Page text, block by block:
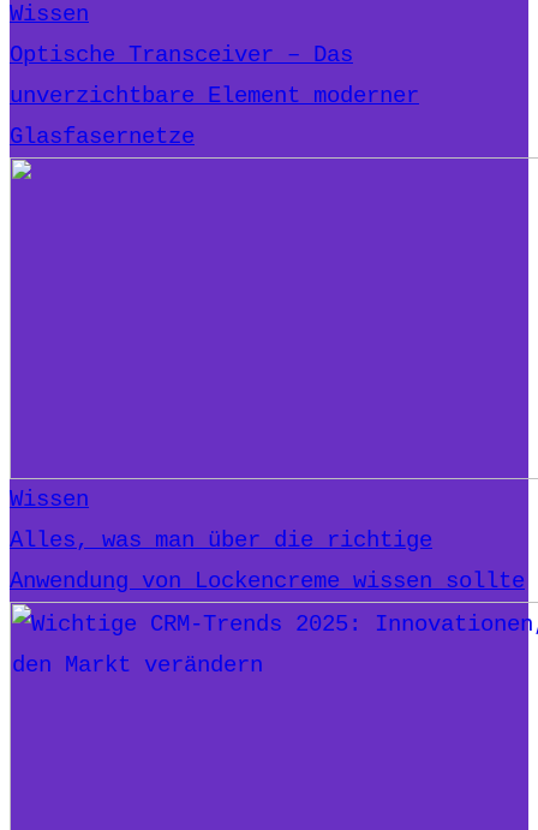
Wissen
Optische Transceiver – Das
unverzichtbare Element moderner
Glasfasernetze
Wissen
Alles, was man über die richtige
Anwendung von Lockencreme wissen sollte